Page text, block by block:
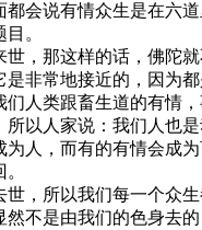
说有情众生是在六
。
那这样的话，佛陀
非常地接近的，因为
人类跟畜生道的有
以人家说：我们人也
人，而有的有情会成
所以我们每一个众
不是由我们的色身去